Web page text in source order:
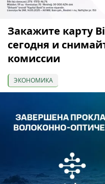
Закажите карту
сегодня и
комиссии
ЭКОНОМИКА